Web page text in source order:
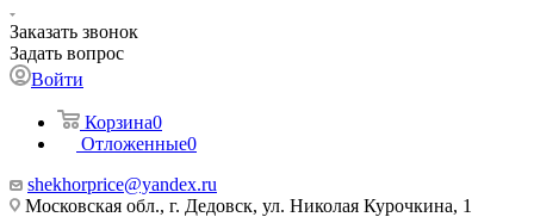
Заказать звонок
Задать вопрос
Войти
Корзина0
Отложенные0
shekhorprice@yandex.ru
Московская обл., г. Дедовск, ул. Николая Курочкина, 1